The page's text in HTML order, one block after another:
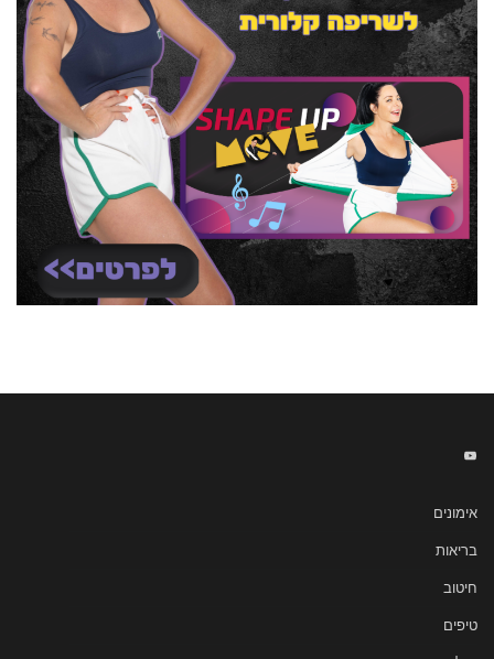
אימונים
בריאות
חיטוב
טיפים